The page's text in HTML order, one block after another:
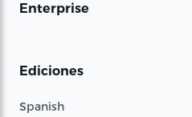
Enterprise
Ediciones
Spanish